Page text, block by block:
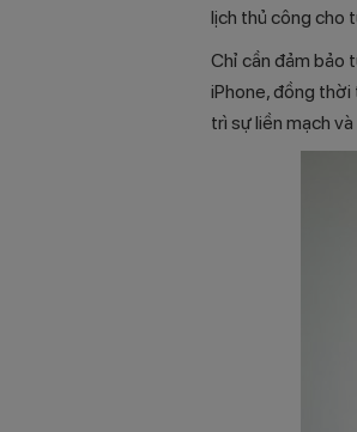
lịch thủ công cho
Chỉ cần đảm bảo
iPhone, đồng thời
trì sự liền mạch